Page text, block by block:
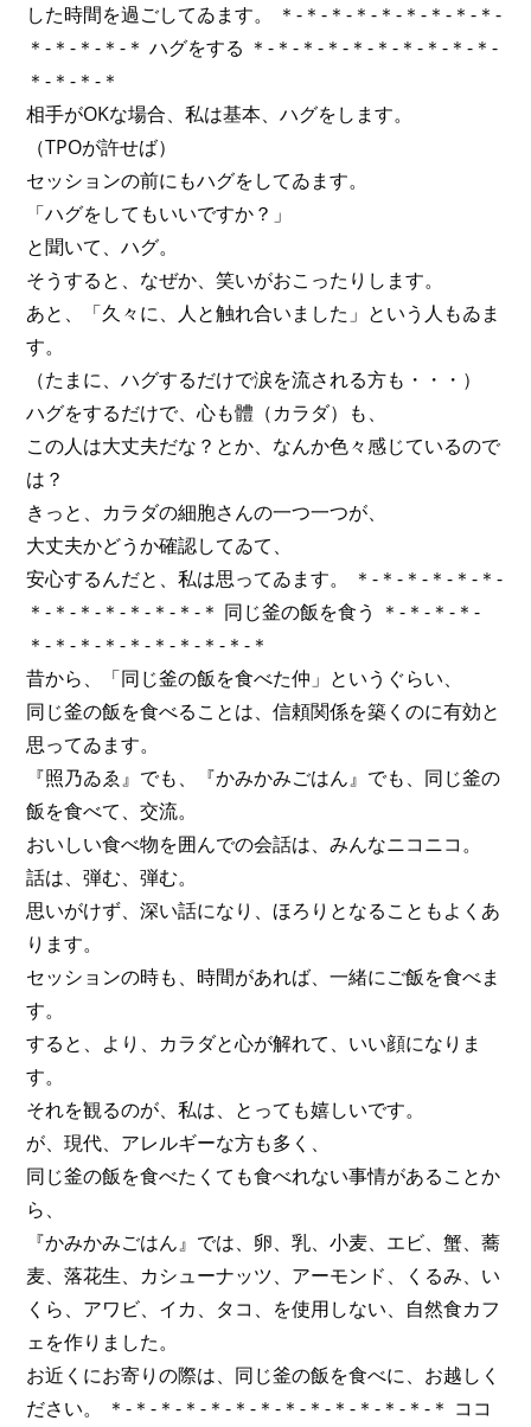
した時間を過ごしてゐます。 ＊-＊-＊-＊-＊-＊-＊-＊-＊-
＊-＊-＊-＊-＊ ハグをする ＊-＊-＊-＊-＊-＊-＊-＊-＊-＊-
＊-＊-＊-＊
相手がOKな場合、私は基本、ハグをします。
（TPOが許せば）
セッションの前にもハグをしてゐます。
「ハグをしてもいいですか？」
と聞いて、ハグ。
そうすると、なぜか、笑いがおこったりします。
あと、「久々に、人と触れ合いました」という人もゐま
す。
（たまに、ハグするだけで涙を流される方も・・・）
ハグをするだけで、心も體（カラダ）も、
この人は大丈夫だな？とか、なんか色々感じているので
は？
きっと、カラダの細胞さんの一つ一つが、
大丈夫かどうか確認してゐて、
安心するんだと、私は思ってゐます。 ＊-＊-＊-＊-＊-＊-
＊-＊-＊-＊-＊-＊-＊-＊ 同じ釜の飯を食う ＊-＊-＊-＊-
＊-＊-＊-＊-＊-＊-＊-＊-＊-＊
昔から、「同じ釜の飯を食べた仲」というぐらい、
同じ釜の飯を食べることは、信頼関係を築くのに有効と
思ってゐます。
『照乃ゐゑ』でも、『かみかみごはん』でも、同じ釜の
飯を食べて、交流。
おいしい食べ物を囲んでの会話は、みんなニコニコ。
話は、弾む、弾む。
思いがけず、深い話になり、ほろりとなることもよくあ
ります。
セッションの時も、時間があれば、一緒にご飯を食べま
す。
すると、より、カラダと心が解れて、いい顔になりま
す。
それを観るのが、私は、とっても嬉しいです。
が、現代、アレルギーな方も多く、
同じ釜の飯を食べたくても食べれない事情があることか
ら、
『かみかみごはん』では、卵、乳、小麦、エビ、蟹、蕎
麦、落花生、カシューナッツ、アーモンド、くるみ、い
くら、アワビ、イカ、タコ、を使用しない、自然食カフ
ェを作りました。
お近くにお寄りの際は、同じ釜の飯を食べに、お越しく
ださい。 ＊-＊-＊-＊-＊-＊-＊-＊-＊-＊-＊-＊-＊-＊ ココ